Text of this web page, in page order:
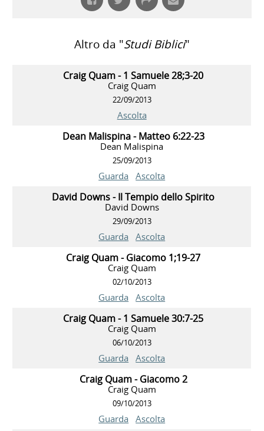
Altro da "Studi Biblici"
Craig Quam - 1 Samuele 28;3-20
Craig Quam
22/09/2013
Ascolta
Dean Malispina - Matteo 6:22-23
Dean Malispina
25/09/2013
Guarda Ascolta
David Downs - Il Tempio dello Spirito
David Downs
29/09/2013
Guarda Ascolta
Craig Quam - Giacomo 1;19-27
Craig Quam
02/10/2013
Guarda Ascolta
Craig Quam - 1 Samuele 30:7-25
Craig Quam
06/10/2013
Guarda Ascolta
Craig Quam - Giacomo 2
Craig Quam
09/10/2013
Guarda Ascolta